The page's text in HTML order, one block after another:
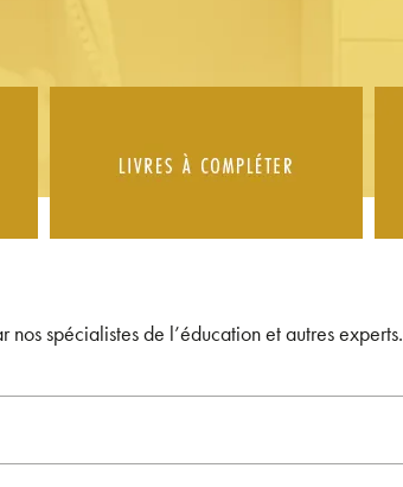
spécialistes de l’éducation et autres experts.